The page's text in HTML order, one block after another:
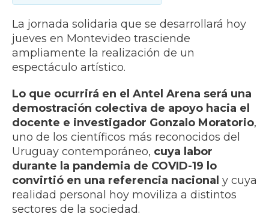
La jornada solidaria que se desarrollará hoy
jueves en Montevideo trasciende
ampliamente la realización de un
espectáculo artístico.
Lo que ocurrirá en el Antel Arena será una
demostración colectiva de apoyo hacia el
docente e investigador Gonzalo Moratorio,
uno de los científicos más reconocidos del
Uruguay contemporáneo, cuya labor
durante la pandemia de COVID-19 lo
convirtió en una referencia nacional y cuya
realidad personal hoy moviliza a distintos
sectores de la sociedad.